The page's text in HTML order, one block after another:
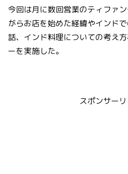
今回は月に数回営業のティファ
がらお店を始めた経緯やインド
話、インド料理についての考え
ーを実施した。
スポンサー